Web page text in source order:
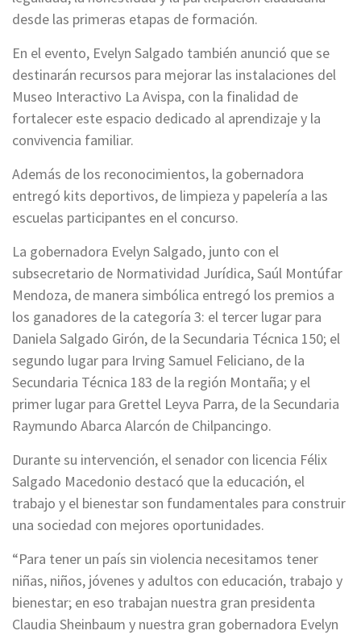
desde las primeras etapas de formación.
En el evento, Evelyn Salgado también anunció que se
destinarán recursos para mejorar las instalaciones del
Museo Interactivo La Avispa, con la finalidad de
fortalecer este espacio dedicado al aprendizaje y la
convivencia familiar.
Además de los reconocimientos, la gobernadora
entregó kits deportivos, de limpieza y papelería a las
escuelas participantes en el concurso.
La gobernadora Evelyn Salgado, junto con el
subsecretario de Normatividad Jurídica, Saúl Montúfar
Mendoza, de manera simbólica entregó los premios a
los ganadores de la categoría 3: el tercer lugar para
Daniela Salgado Girón, de la Secundaria Técnica 150; el
segundo lugar para Irving Samuel Feliciano, de la
Secundaria Técnica 183 de la región Montaña; y el
primer lugar para Grettel Leyva Parra, de la Secundaria
Raymundo Abarca Alarcón de Chilpancingo.
Durante su intervención, el senador con licencia Félix
Salgado Macedonio destacó que la educación, el
trabajo y el bienestar son fundamentales para construir
una sociedad con mejores oportunidades.
“Para tener un país sin violencia necesitamos tener
niñas, niños, jóvenes y adultos con educación, trabajo y
bienestar; en eso trabajan nuestra gran presidenta
Claudia Sheinbaum y nuestra gran gobernadora Evelyn